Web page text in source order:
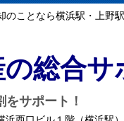
のことなら横浜駅・上野
総合サ
サポート！